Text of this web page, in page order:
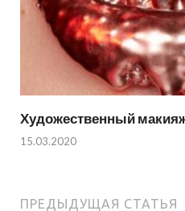
Художественный
15.03.2020
ПРЕДЫДУЩАЯ СТАТЬЯ